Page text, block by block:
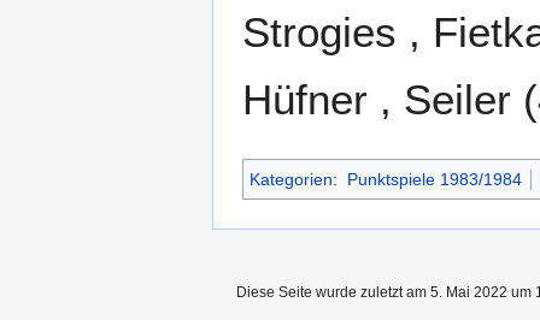
Strogies ,
Hüfner , Seiler
Kategorien: Punktspiele 1983/1984
Diese Seite wurde zuletzt am 5. Mai 2022 um